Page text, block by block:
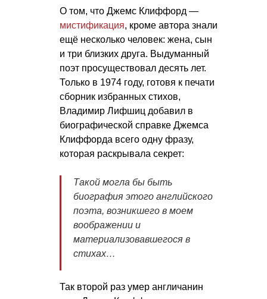
О том, что Джемс Клиффорд —
мистификация, кроме автора знали
ещё несколько человек: жена, сын
и три близких друга. Выдуманный
поэт просуществовал десять лет.
Только в 1974 году, готовя к печати
сборник избранных стихов,
Владимир Лифшиц добавил в
биографической справке Джемса
Клиффорда всего одну фразу,
которая раскрывала секрет:
Такой могла бы быть
биография этого английского
поэта, возникшего в моем
воображении и
материализовавшегося в
стихах…
Так второй раз умер англичанин